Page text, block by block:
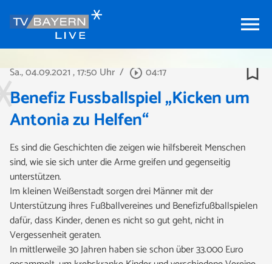
menu
Sa., 04.09.2021, 17:50 Uhr / play_circle_outline 04:17 bookmark_border
Benefiz Fussballspiel „Kicken um
Antonia zu Helfen“
Es sind die Geschichten die zeigen wie hilfsbereit Menschen
sind, wie sie sich unter die Arme greifen und gegenseitig
unterstützen.
Im kleinen Weißenstadt sorgen drei Männer mit der
Unterstützung ihres Fußballvereines und Benefizfußballspielen
dafür, dass Kinder, denen es nicht so gut geht, nicht in
Vergessenheit geraten.
In mittlerweile 30 Jahren haben sie schon über 33.000 Euro